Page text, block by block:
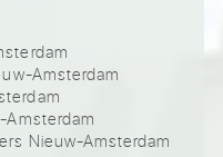
Amsterdam
Amsterdam
Nieuw-Amsterdam